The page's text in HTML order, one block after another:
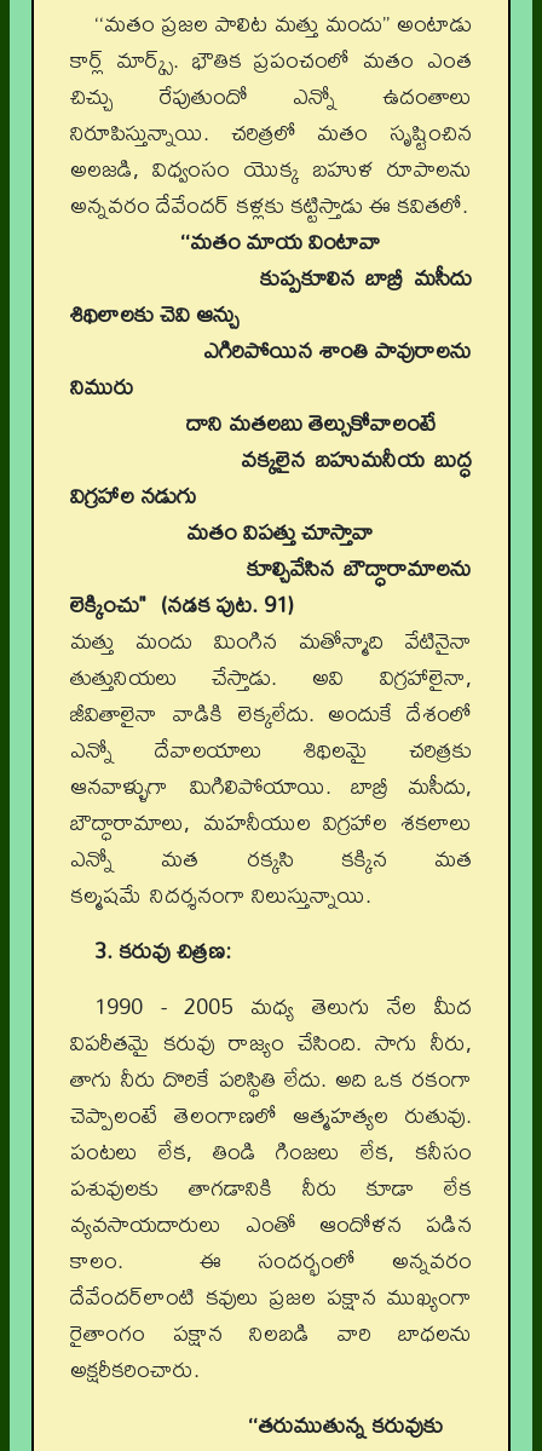
‘‘మతం ప్రజల పాలిట మత్తు మందు’’ అంటాడు
కార్ల్‌ మార్క్స్‌. భౌతిక ప్రపంచంలో మతం ఎంత
చిచ్చు రేపుతుందో ఎన్నో ఉదంతాలు
నిరూపిస్తున్నాయి. చరిత్రలో మతం సృష్టించిన
అలజడి, విధ్వంసం యొక్క బహుళ రూపాలను
అన్నవరం దేవేందర్‌ కళ్లకు కట్టిస్తాడు ఈ కవితలో.
‘‘మతం మాయ వింటావా
కుప్పకూలిన బాబ్రీ మసీదు
శిథిలాలకు చెవి ఆన్చు
ఎగిరిపోయిన శాంతి పావురాలను
నిమురు
దాని మతలబు తెల్సుకోవాలంటే
వక్కలైన బహుమనీయ బుద్ధ
విగ్రహాల నడుగు
మతం విపత్తు చూస్తావా
కూల్చివేసిన బౌద్ధారామాలను
లెక్కించు" (నడక పుట. 91)
మత్తు మందు మింగిన మతోన్మాది వేటినైనా
తుత్తునియలు చేస్తాడు. అవి విగ్రహాలైనా,
జీవితాలైనా వాడికి లెక్కలేదు. అందుకే దేశంలో
ఎన్నో దేవాలయాలు శిథిలమై చరిత్రకు
ఆనవాళ్ళుగా మిగిలిపోయాయి. బాబ్రీ మసీదు,
బౌద్ధారామాలు, మహనీయుల విగ్రహాల శకలాలు
ఎన్నో మత రక్కసి కక్కిన మత
కల్మషమే నిదర్శనంగా నిలుస్తున్నాయి.
3. కరువు చిత్రణ:
1990 - 2005 మధ్య తెలుగు నేల మీద
విపరీతమై కరువు రాజ్యం చేసింది. సాగు నీరు,
తాగు నీరు దొరికే పరిస్థితి లేదు. అది ఒక రకంగా
చెప్పాలంటే తెలంగాణలో ఆత్మహత్యల రుతువు.
పంటలు లేక, తిండి గింజలు లేక, కనీసం
పశువులకు తాగడానికి నీరు కూడా లేక
వ్యవసాయదారులు ఎంతో ఆందోళన పడిన
కాలం. ఈ సందర్భంలో అన్నవరం
దేవేందర్‌లాంటి కవులు ప్రజల పక్షాన ముఖ్యంగా
రైతాంగం పక్షాన నిలబడి వారి బాధలను
అక్షరీకరించారు.
‘‘తరుముతున్న కరువుకు